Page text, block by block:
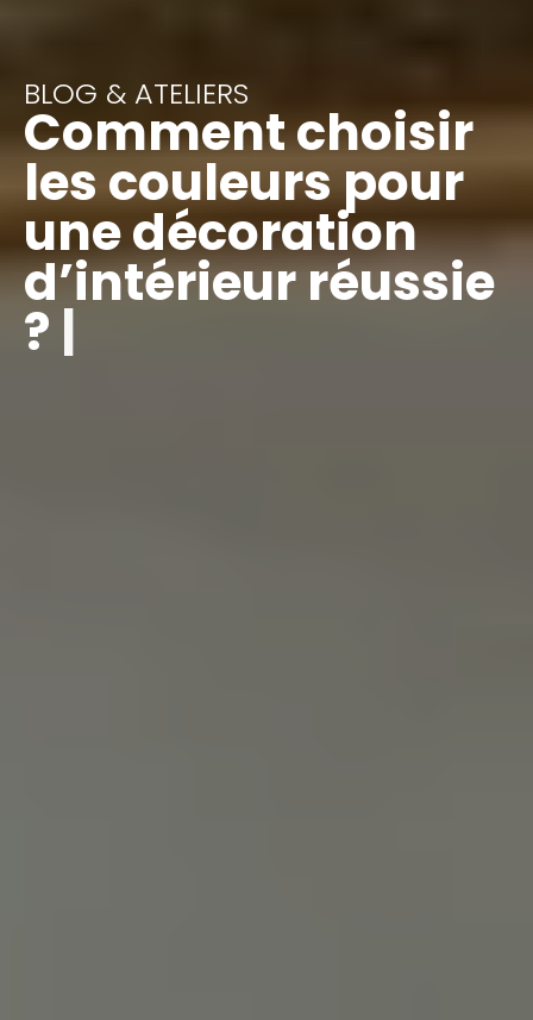
BLOG & ATELIERS
Comment choisir
les couleurs pour
une décoration
d’intérieur réussie
?